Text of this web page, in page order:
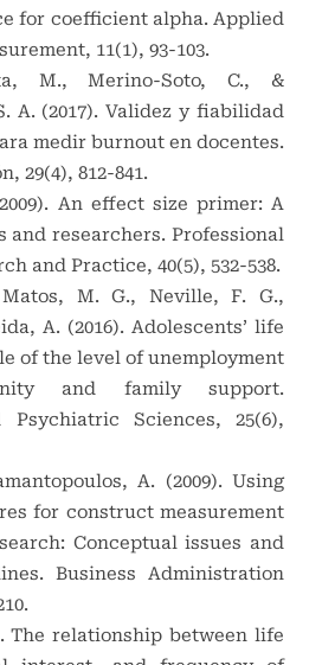
for coefficient alpha. Applied
11(1), 93-103.
M., Merino-Soto, C., &
A. (2017). Validez y fiabilidad
medir burnout en docentes.
29(4), 812-841.
An effect size primer: A
and researchers. Professional
and Practice, 40(5), 532-538.
M. G., Neville, F. G.,
A. (2016). Adolescents’ life
of the level of unemployment
and family support.
Psychiatric Sciences, 25(6),
A. (2009). Using
for construct measurement
Conceptual issues and
Business Administration
The relationship between life